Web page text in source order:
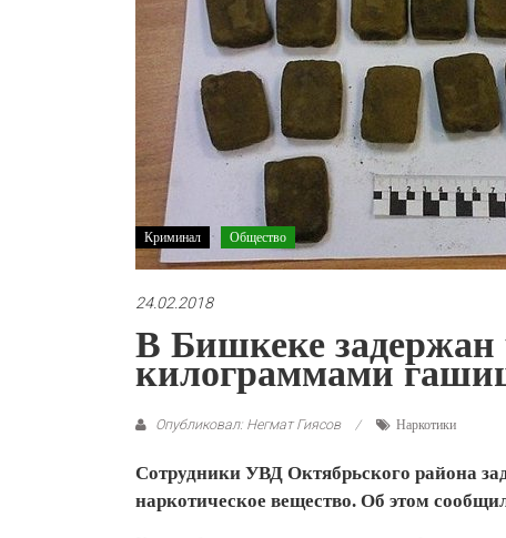
Криминал Общество
24.02.2018
В Бишкеке
килограммами
Опубликовал: Негмат Гиясов Наркотики
Сотрудники УВД Октябрьского района
наркотическое вещество. Об этом